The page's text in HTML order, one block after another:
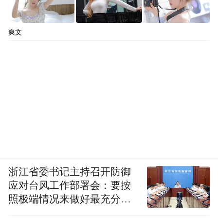
爽文
浙江省委书记主持召开防御
应对台风工作部署会：要按
照极端情况来做好最充分的